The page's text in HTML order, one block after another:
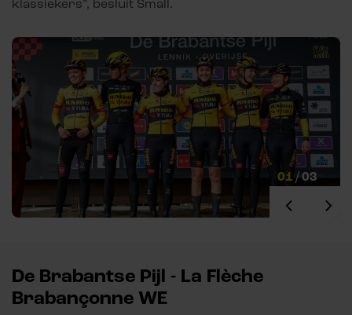
klassiekers”, besluit Small.
01 /03
De Brabantse Pijl - La Flèche
Brabançonne WE